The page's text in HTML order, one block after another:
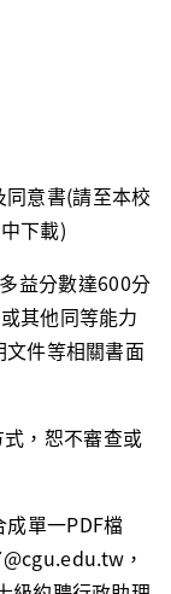
同意書(請至本校
下載)
多益分數達600分
其他同等能力
文件等相關書面
，恕不審查或
成單一PDF檔
，